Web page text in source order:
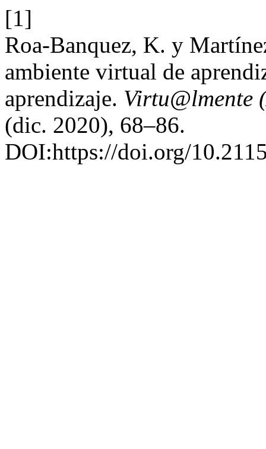
[1]
Roa-Banquez, K. y
ambiente virtual de
aprendizaje. Virtu@lmente
(dic. 2020), 68–86.
DOI:https://doi.org/